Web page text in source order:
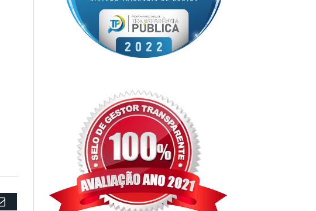
Email